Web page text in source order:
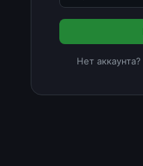
Нет аккаунта?